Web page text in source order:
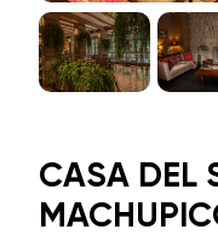
CASA DEL